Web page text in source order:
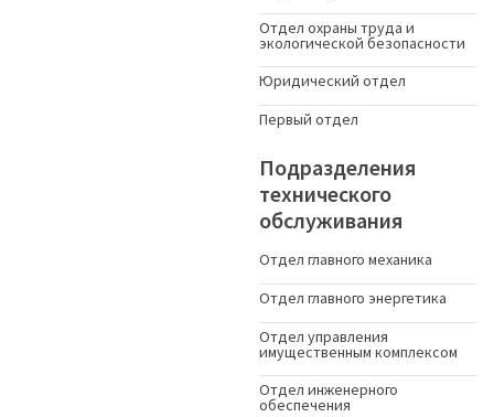
Отдел охраны труда и
экологической безопасности
Юридический отдел
Первый отдел
Подразделения
технического
обслуживания
Отдел главного механика
Отдел главного энергетика
Отдел управления
имущественным комплексом
Отдел инженерного
обеспечения